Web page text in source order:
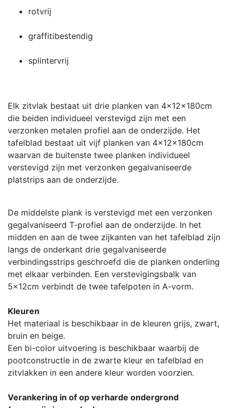
rotvrij
graffitibestendig
splintervrij
Elk zitvlak bestaat uit drie planken van 4x12x180cm
die beiden individueel verstevigd zijn met een
verzonken metalen profiel aan de onderzijde. Het
tafelblad bestaat uit vijf planken van 4x12x180cm
waarvan de buitenste twee planken individueel
verstevigd zijn met verzonken gegalvaniseerde
platstrips aan de onderzijde.
De middelste plank is verstevigd met een verzonken
gegalvaniseerd T-profiel aan de onderzijde. In het
midden en aan de twee zijkanten van het tafelblad zijn
langs de onderkant drie gegalvaniseerde
verbindingsstrips geschroefd die de planken onderling
met elkaar verbinden. Een verstevigingsbalk van
5x12cm verbindt de twee tafelpoten in A-vorm.
Kleuren
Het materiaal is beschikbaar in de kleuren grijs, zwart,
bruin en beige.
Een bi-color uitvoering is beschikbaar waarbij de
pootconstructie in de zwarte kleur en tafelblad en
zitvlakken in een andere kleur worden voorzien.
Verankering in of op verharde ondergrond